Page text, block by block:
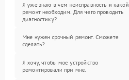
Я уже знаю в чем неисправность и какой
ремонт необходим. Для чего проводить
диагностику?
Мне нужен срочный ремонт. Сможете
сделать?
Я хочу, чтобы мое устройство
ремонтировали при мне.